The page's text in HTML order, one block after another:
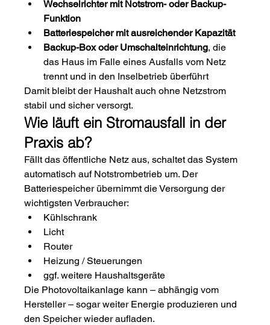
Wechselrichter mit Notstrom- oder Backup-
Funktion
Batteriespeicher mit ausreichender Kapazität
Backup-Box oder Umschalteinrichtung, die
das Haus im Falle eines Ausfalls vom Netz
trennt und in den Inselbetrieb überführt
Damit bleibt der Haushalt auch ohne Netzstrom
stabil und sicher versorgt.
Wie läuft ein Stromausfall in der
Praxis ab?
Fällt das öffentliche Netz aus, schaltet das System
automatisch auf Notstrombetrieb um. Der
Batteriespeicher übernimmt die Versorgung der
wichtigsten Verbraucher:
Kühlschrank
Licht
Router
Heizung / Steuerungen
ggf. weitere Haushaltsgeräte
Die Photovoltaikanlage kann – abhängig vom
Hersteller – sogar weiter Energie produzieren und
den Speicher wieder aufladen.